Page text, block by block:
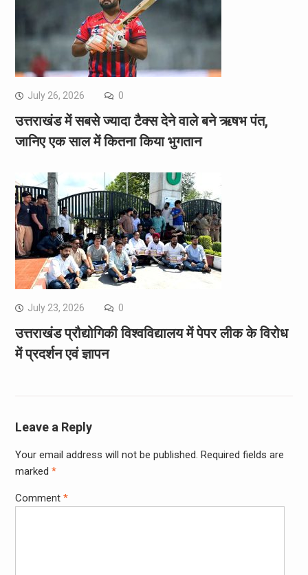
July 26, 2026 0
उत्तराखंड में सबसे ज्यादा टैक्स देने वाले बने ऋषभ पंत,
जानिए एक साल में कितना किया भुगतान
July 23, 2026 0
उत्तराखंड प्रौद्योगिकी विश्वविद्यालय में पेपर लीक के विरोध
में प्रदर्शन एवं ज्ञापन
Leave a Reply
Your email address will not be published. Required fields are
marked *
Comment *